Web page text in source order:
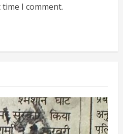
I comment.